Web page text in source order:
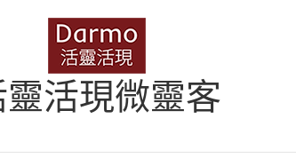
活現微靈客